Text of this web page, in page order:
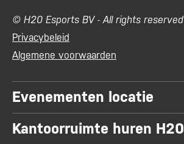
© H20 Esports BV - All rights reserved
Privacybeleid
Algemene voorwaarden
Evenementen locatie
Kantoorruimte huren H20